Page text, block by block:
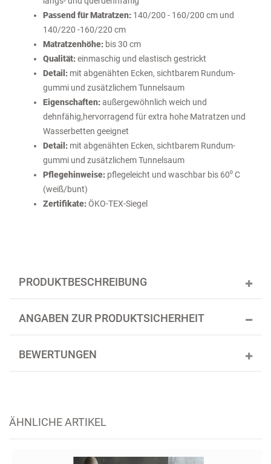
Passend für Matratzen: 140/200 - 160/200 cm und
140/220 -160/220 cm
Matratzenhöhe: bis 30 cm
Qualität:einmaschig und elastisch gestrickt
Detail: mit abgenähten Ecken, sichtbarem Rundum-
gummi und zusätzlichem Tunnelsaum
Eigenschaften:außergewöhnlich weich und
dehnfähig,hervorragend für extra hohe Matratzen und
Wasserbetten geeignet
Detail: mit abgenähten Ecken, sichtbarem Rundum-
gummi und zusätzlichem Tunnelsaum
Pflegehinweise: pflegeleicht und waschbar bis 60⁰ C
(weiß/bunt)
Zertifikate:ÖKO-TEX-Siegel
PRODUKTBESCHREIBUNG
ANGABEN ZUR PRODUKTSICHERHEIT
BEWERTUNGEN
ÄHNLICHE ARTIKEL